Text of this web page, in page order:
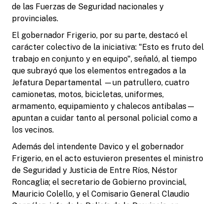
de las Fuerzas de Seguridad nacionales y
provinciales.
El gobernador Frigerio, por su parte, destacó el
carácter colectivo de la iniciativa: "Esto es fruto del
trabajo en conjunto y en equipo", señaló, al tiempo
que subrayó que los elementos entregados a la
Jefatura Departamental —un patrullero, cuatro
camionetas, motos, bicicletas, uniformes,
armamento, equipamiento y chalecos antibalas—
apuntan a cuidar tanto al personal policial como a
los vecinos.
Además del intendente Davico y el gobernador
Frigerio, en el acto estuvieron presentes el ministro
de Seguridad y Justicia de Entre Ríos, Néstor
Roncaglia; el secretario de Gobierno provincial,
Mauricio Colello, y el Comisario General Claudio